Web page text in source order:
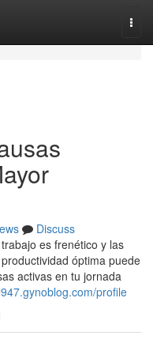
Discuss
es frenético y las
óptima puede
activas en tu jornada
profile